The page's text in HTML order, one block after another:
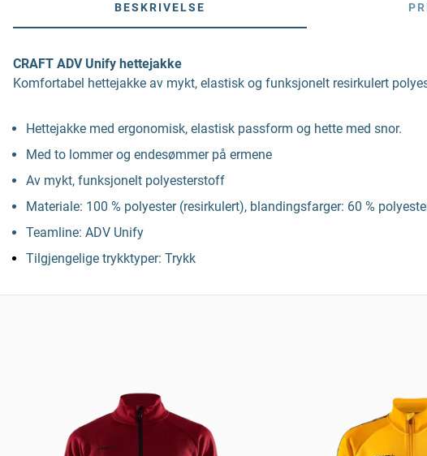
BESKRIVELSE
CRAFT ADV Unify hettejakke
Komfortabel hettejakke av mykt, elastisk og funksjonelt resirkulert
Hettejakke med ergonomisk, elastisk passform og hette med snor.
Med to lommer og endesømmer på ermene
Av mykt, funksjonelt polyesterstoff
Materiale: 100 % polyester (resirkulert), blandingsfarger: 60 %
Teamline: ADV Unify
Tilgjengelige trykktyper: Trykk